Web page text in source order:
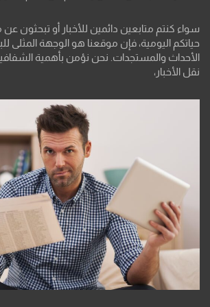
سواء كنتم متابعين دائمين للأخبار أو تبحثون
حياتكم اليومية، فإن موقعنا هو الوجهة المثلى
الأحداث والمستجدات. نحن نؤمن بأهمية
نقل الأخبار،